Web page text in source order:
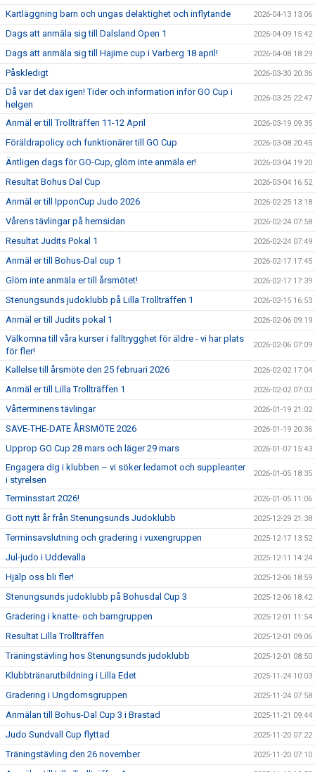
Kartläggning barn och ungas delaktighet och inflytande 2026-04-13 13:06
Dags att anmäla sig till Dalsland Open 1 2026-04-09 15:42
Dags att anmäla sig till Hajime cup i Varberg 18 april! 2026-04-08 18:29
Påskledigt 2026-03-30 20:36
Då var det dax igen! Tider och information inför GO Cup i
helgen
2026-03-25 22:47
Anmäl er till Trollträffen 11-12 April 2026-03-19 09:35
Föräldrapolicy och funktionärer till GO Cup 2026-03-08 20:45
Äntligen dags för GO-Cup, glöm inte anmäla er! 2026-03-04 19:20
Resultat Bohus Dal Cup 2026-03-04 16:52
Anmäl er till IpponCup Judo 2026 2026-02-25 13:18
Vårens tävlingar på hemsidan 2026-02-24 07:58
Resultat Judits Pokal 1 2026-02-24 07:49
Anmäl er till Bohus-Dal cup 1 2026-02-17 17:45
Glöm inte anmäla er till årsmötet! 2026-02-17 17:39
Stenungsunds judoklubb på Lilla Trollträffen 1 2026-02-15 16:53
Anmäl er till Judits pokal 1 2026-02-06 09:19
Välkomna till våra kurser i falltrygghet för äldre - vi har plats
för fler!
2026-02-06 07:09
Kallelse till årsmöte den 25 februari 2026 2026-02-02 17:04
Anmäl er till Lilla Trollträffen 1 2026-02-02 07:03
Vårterminens tävlingar 2026-01-19 21:02
SAVE-THE-DATE ÅRSMÖTE 2026 2026-01-19 20:36
Upprop GO Cup 28 mars och läger 29 mars 2026-01-07 15:43
Engagera dig i klubben – vi söker ledamot och suppleanter
i styrelsen
2026-01-05 18:35
Terminsstart 2026! 2026-01-05 11:06
Gott nytt år från Stenungsunds Judoklubb 2025-12-29 21:38
Terminsavslutning och gradering i vuxengruppen 2025-12-17 13:52
Jul-judo i Uddevalla 2025-12-11 14:24
Hjälp oss bli fler! 2025-12-06 18:59
Stenungsunds judoklubb på Bohusdal Cup 3 2025-12-06 18:42
Gradering i knatte- och barngruppen 2025-12-01 11:54
Resultat Lilla Trollträffen 2025-12-01 09:06
Träningstävling hos Stenungsunds judoklubb 2025-12-01 08:50
Klubbtränarutbildning i Lilla Edet 2025-11-24 10:03
Gradering i Ungdomsgruppen 2025-11-24 07:58
Anmälan till Bohus-Dal Cup 3 i Brastad 2025-11-21 09:44
Judo Sundvall Cup flyttad 2025-11-20 07:22
Träningstävling den 26 november 2025-11-20 07:10